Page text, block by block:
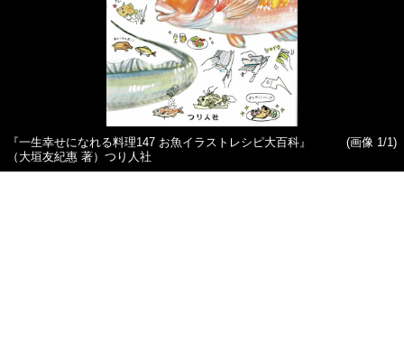
『一生幸せになれる料理147 お魚イラストレシピ大百科』
（大垣友紀惠 著）つり人社
(画像 1/1)